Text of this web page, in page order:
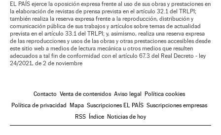
EL PAÍS ejerce la oposición expresa frente al uso de sus obras y prestaciones en
la elaboración de revistas de prensa prevista en el artículo 32.1 del TRLPI;
también realiza la reserva expresa frente a la reproducción, distribución y
comunicación pública de sus trabajos y artículos sobre temas de actualidad
prevista en el artículo 33.1 del TRLPI; y, asimismo, realiza una reserva expresa
de las reproducciones y usos de las obras y otras prestaciones accesibles desde
este sitio web a medios de lectura mecánica u otros medios que resulten
adecuados a tal fin de conformidad con el artículo 67.3 del Real Decreto - ley
24/2021, de 2 de noviembre
Contacto Venta de contenidos Aviso legal
Política cookies
Política de privacidad
Mapa Suscripciones EL PAÍS Suscripciones empresas
RSS
Índice Noticias de hoy